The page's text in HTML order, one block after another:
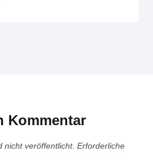
Kommentar
nicht veröffentlicht. Erforderliche